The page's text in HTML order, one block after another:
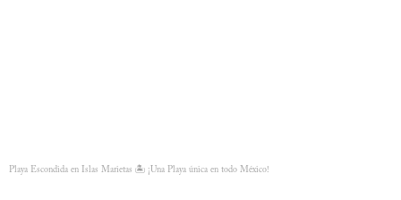
Playa Escondida en Islas Marietas 🏝️ ¡Una Playa única en todo México!